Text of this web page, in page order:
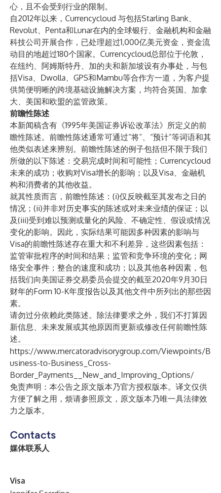
心，且不会受到行业的限制。
自2012年以来， Currencycloud 与包括Starling Bank、
Revolut、Penta和Lunar在内的全球银行、金融机构和金融
科技公司开展合作，已处理超过1,000亿美元资金，资金流
动目的地超过180个国家。Currencycloud总部位于伦敦，
在纽约、阿姆斯特丹、加的夫和新加坡设有办事处，与包
括Visa、Dwolla、GPS和Mambu等合作方一道，为客户提
供简便明晰的跨境基础设施解决方案，均符合英国、加拿
大、美国和欧盟的监管政策。
前瞻性陈述
本新闻稿含有《1995年美国证券诉讼改革法》所定义的前
瞻性陈述。前瞻性陈述通常可通过“将”、“预计”等词语和其
他类似表述来辨别。前瞻性陈述的例子包括但不限于我们
所做的以下陈述：交易完成时间和可能性；Currencycloud
未来的成功；收购对Visa增长的影响；以及Visa、金融机
构和消费者的其他收益。
就其性质而言，前瞻性陈述：(i)仅反映截至其发布之日的
情况；(ii)并非对历史事实的陈述或对未来业绩的保证；以
及(iii)受到难以预测或量化的风险、不确定性、假设或情况
变化的影响。因此，实际结果可能因多种因素的影响与
Visa的前瞻性陈述存在重大和不利差异，这些因素包括：
监管审批程序的时间和结果；监管和竞争环境的变化；网
络安全事件；整合的速度和成功；以及其他各种因素，包
括我们向美国证券交易委员会提交的截至2020年9月30日
财年的Form 10-K年度报告以及其他文件中所列出的那些因
素。
请勿过分依赖此类陈述。除法律要求之外，我们不打算因
新信息、未来发展或其他原因而更新或修改任何前瞻性陈
述。
https://www.mercatoradvisorygroup.com/Viewpoints/B
usiness-to-Business_Cross-
Border_Payments__New_and_Improving_Options/
免责声明：本公告之原文版本乃官方授权版本。译文仅供
方便了解之用，烦请参照原文，原文版本乃唯一具法律效
力之版本。
Contacts
媒体联系人
Visa